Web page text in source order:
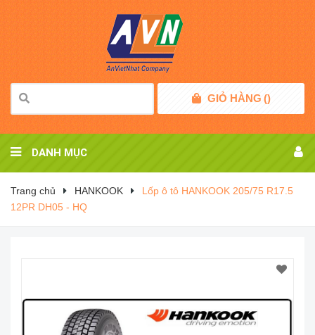
GIỎ HÀNG ()
DANH MỤC
Trang chủ HANKOOK
Lốp ô tô HANKOOK 205/75 R17.5
12PR DH05 - HQ